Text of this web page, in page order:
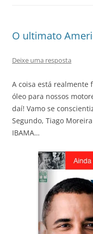
O ultimato
Deixe uma resposta
A coisa está realmente
óleo para nossos
daí! Vamo se
Segundo, Tiago
IBAMA…